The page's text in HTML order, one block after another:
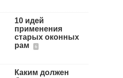
10 идей
применения
старых оконных
рам
6
Каким должен